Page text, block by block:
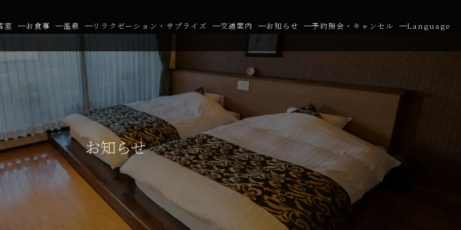
室 お食事 温泉 リラクゼーション・サプライズ 交通案内 お知らせ 予約照会・キャンセル Language
お知らせ